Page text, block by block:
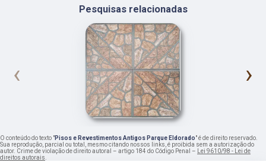
Pesquisas relacionadas
‹ ›
O conteúdo do texto "Pisos e Revestimentos Antigos Parque Eldorado" é de direito reservado.
Sua reprodução, parcial ou total, mesmo citando nossos links, é proibida sem a autorização do
autor. Crime de violação de direito autoral – artigo 184 do Código Penal –
Lei 9610/98 - Lei de
direitos autorais